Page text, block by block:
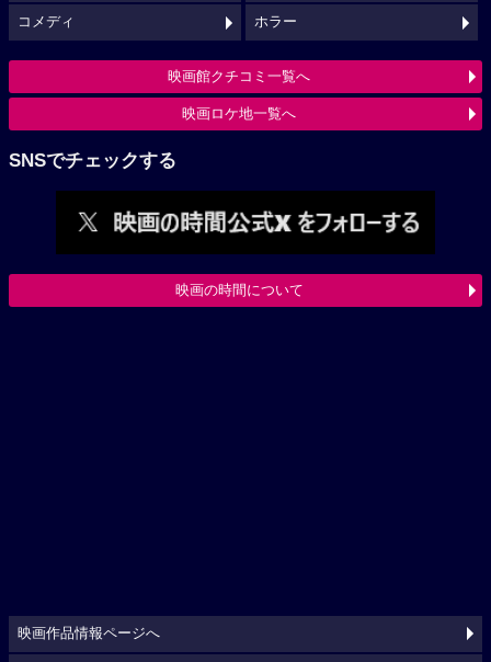
コメディ ホラー
映画館クチコミ一覧へ
映画ロケ地一覧へ
SNSでチェックする
映画の時間について
映画作品情報ページへ